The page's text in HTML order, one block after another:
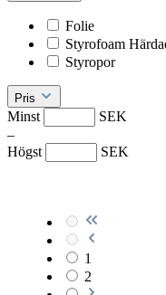
Folie
Styrofoam
Styropor
Pris
Minst
SEK
–
Högst
SEK
1
2